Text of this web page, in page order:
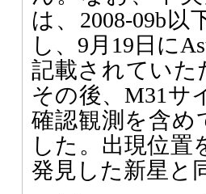
は、2008-09b
し、9月19日に
記載されてい
その後、M31サ
確認観測を含
した。出現位置
発見した新星と